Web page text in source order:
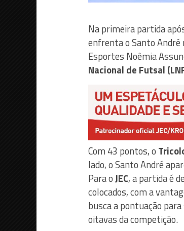
Na primeira partida
enfrenta o Santo André
Esportes Noêmia
Nacional de Futsal
Com 43 pontos, o
lado, o Santo André
Para oJEC, a partida é
colocados, com a
busca a pontuação
oitavas da competição.